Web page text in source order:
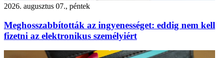
2026. augusztus 07., péntek
Meghosszabbították az ingyenességet: eddig nem kell
fizetni az elektronikus személyiért